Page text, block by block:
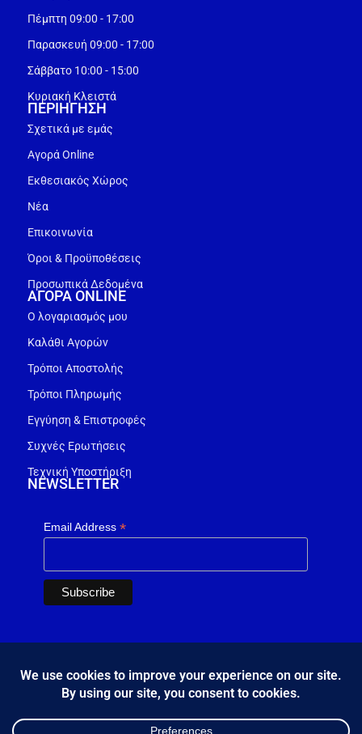
Πέμπτη 09:00 - 17:00
Παρασκευή 09:00 - 17:00
Σάββατο 10:00 - 15:00
Κυριακή Κλειστά
ΠΕΡΙΗΓΗΣΗ
Σχετικά με εμάς
Αγορά Online
Εκθεσιακός Χώρος
Νέα
Επικοινωνία
Όροι & Προϋποθέσεις
Προσωπικά Δεδομένα
ΑΓΟΡΑ ONLINE
Ο λογαριασμός μου
Καλάθι Αγορών
Τρόποι Αποστολής
Τρόποι Πληρωμής
Εγγύηση & Επιστροφές
Συχνές Ερωτήσεις
Τεχνική Υποστήριξη
NEWSLETTER
Email Address *